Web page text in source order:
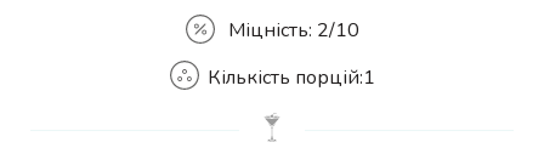
Міцність: 2/10
Кількість порцій:1